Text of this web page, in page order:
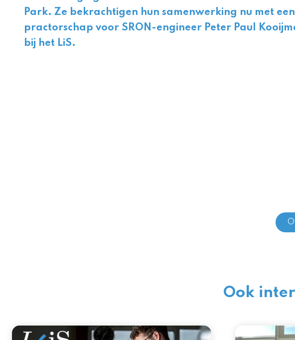
Park. Ze bekrachtigen hun samenwerking nu met een
practorschap voor SRON-engineer Peter Paul
bij het LiS.
Ook